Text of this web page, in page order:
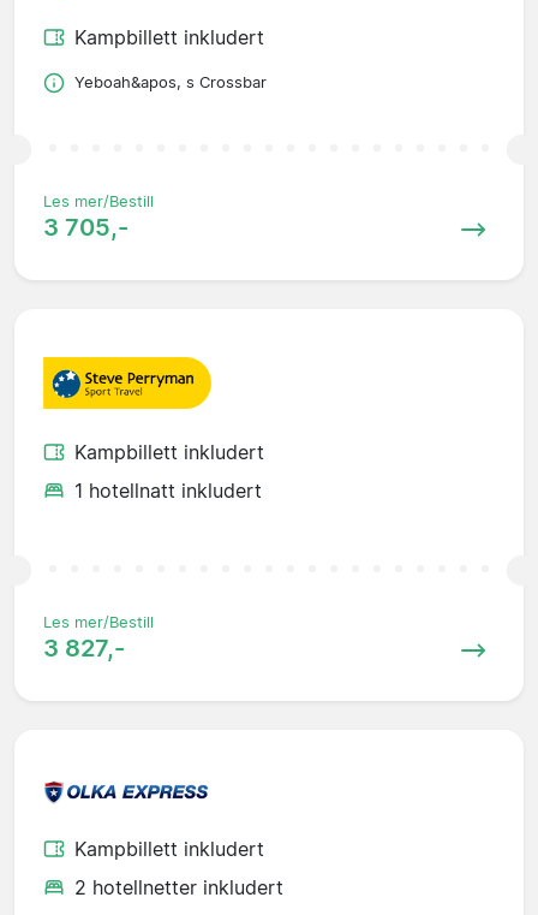
Kampbillett inkludert
Yeboah&apos, s Crossbar
Les mer/Bestill
3 705,-
Kampbillett inkludert
1 hotellnatt inkludert
Les mer/Bestill
3 827,-
Kampbillett inkludert
2 hotellnetter inkludert